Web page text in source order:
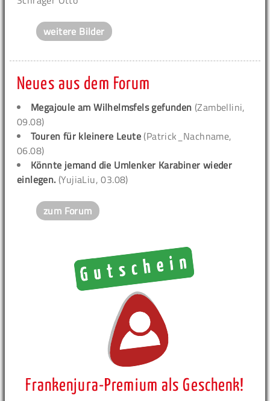
weitere Bilder
Neues aus dem Forum
Megajoule am Wilhelmsfels gefunden (Zambellini,
09.08)
Touren für kleinere Leute (Patrick_Nachname,
06.08)
Könnte jemand die Umlenker Karabiner wieder
einlegen. (YujiaLiu, 03.08)
zum Forum
Frankenjura-Premium als Geschenk!